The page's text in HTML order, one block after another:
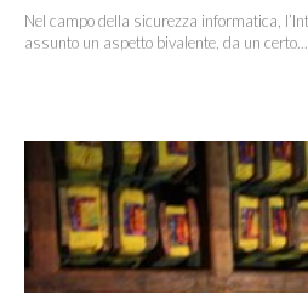
Nel campo della sicurezza informatica,
assunto un aspetto bivalente, da un certo...